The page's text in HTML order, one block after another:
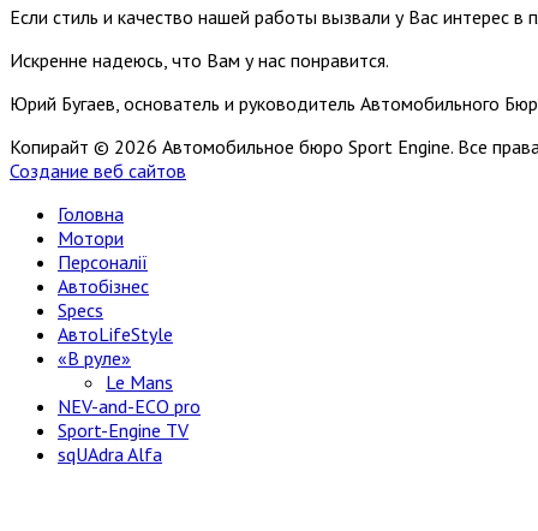
Если стиль и качество нашей работы вызвали у Вас интерес в
Искренне надеюсь, что Вам у нас понравится.
Юрий Бугаев, основатель и руководитель Автомобильного
Копирайт © 2026 Автомобильное бюро Sport Engine. Все
Создание веб сайтов
Головна
Мотори
Персоналії
Автобізнес
Specs
АвтоLifeStyle
«В руле»
Le Mans
NEV-and-ECO pro
Sport-Engine TV
sqUAdra Alfa